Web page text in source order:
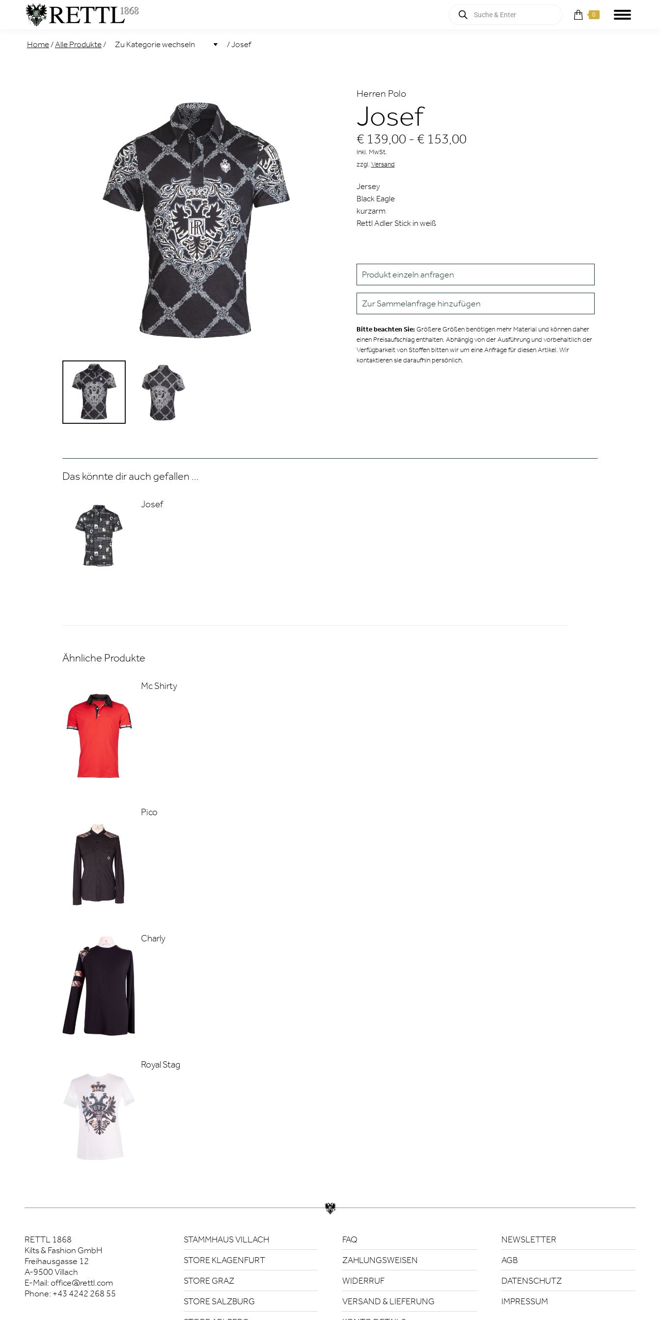
Products
search
0
Home / Alle Produkte / /Josef
Herren Polo
Josef
€ 139,00 - € 153,00
Inkl. MwSt.
zzgl. Versand
Jersey
Black Eagle
kurzarm
Rettl Adler Stick in weiß
Produkt einzeln anfragen
Zur Sammelanfrage hinzufügen
Bitte beachten Sie:Größere Größen benötigen mehr Material und können daher
einen Preisaufschlag enthalten. Abhängig von der Ausführung und vorbehaltlich der
Verfügbarkeit von Stoffen bitten wir um eine Anfrage für diesen Artikel. Wir
kontaktieren sie daraufhin persönlich.
Das könnte dir auch gefallen …
Josef
Ähnliche Produkte
Mc Shirty
Pico
Charly
Royal Stag
RETTL 1868
Kilts & Fashion GmbH
Freihausgasse 12
A-9500 Villach
E-Mail:office@rettl.com
Phone: +43 4242 268 55
STAMMHAUS VILLACH
STORE KLAGENFURT
STORE GRAZ
STORE SALZBURG
FAQ
ZAHLUNGSWEISEN
WIDERRUF
VERSAND & LIEFERUNG
NEWSLETTER
AGB
DATENSCHUTZ
IMPRESSUM